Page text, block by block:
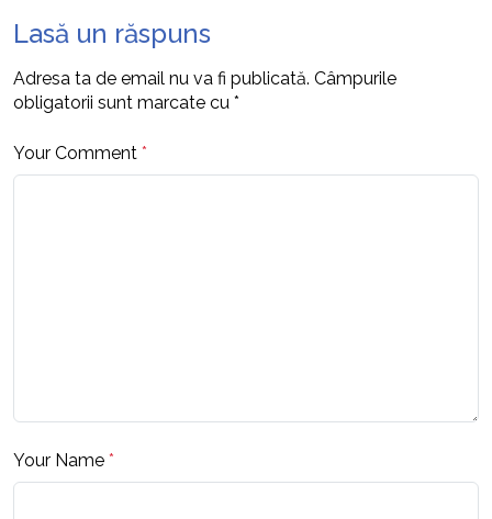
Lasă un răspuns
Adresa ta de email nu va fi publicată. Câmpurile
obligatorii sunt marcate cu *
Your Comment *
Your Name *